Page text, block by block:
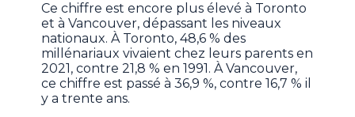
Ce chiffre est encore plus élevé à Toronto
et à Vancouver, dépassant les niveaux
nationaux. À Toronto, 48,6 % des
millénariaux vivaient chez leurs parents en
2021, contre 21,8 % en 1991. À Vancouver,
ce chiffre est passé à 36,9 %, contre 16,7 % il
y a trente ans.